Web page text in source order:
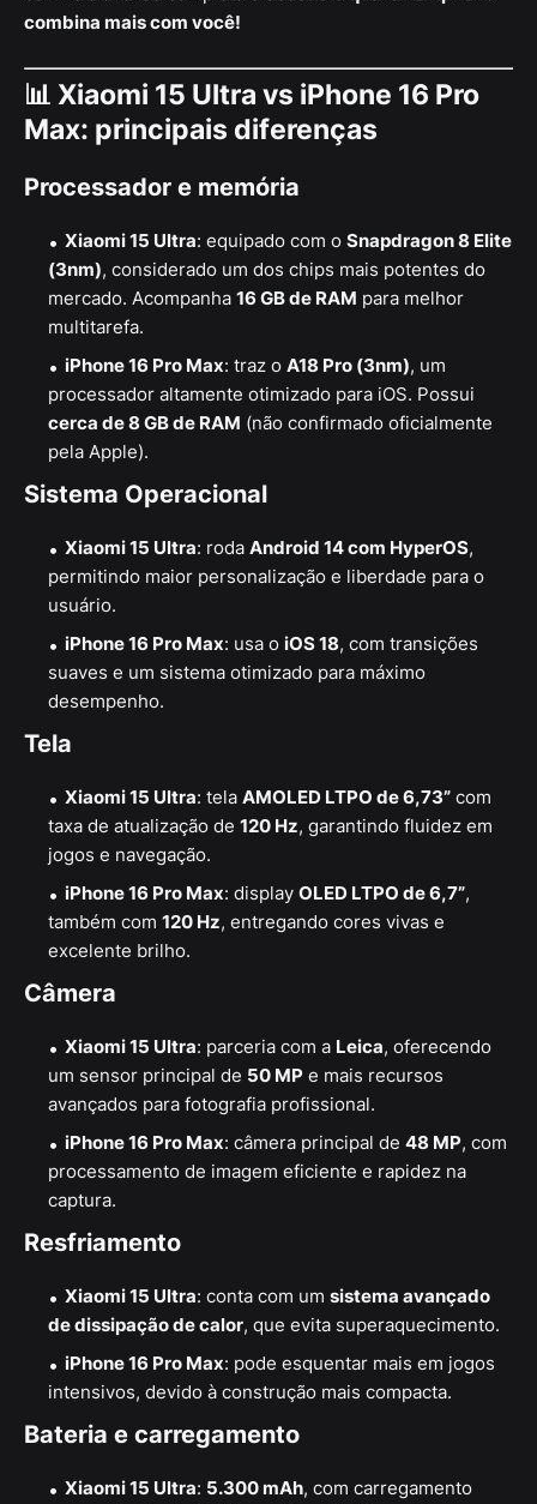
combina mais com você!
📊 Xiaomi 15 Ultra vs iPhone 16 Pro
Max: principais diferenças
Processador e memória
Xiaomi 15 Ultra: equipado com o Snapdragon 8 Elite
(3nm), considerado um dos chips mais potentes do
mercado. Acompanha 16 GB de RAM para melhor
multitarefa.
iPhone 16 Pro Max: traz o A18 Pro (3nm), um
processador altamente otimizado para iOS. Possui
cerca de 8 GB de RAM (não confirmado oficialmente
pela Apple).
Sistema Operacional
Xiaomi 15 Ultra: roda Android 14 com HyperOS,
permitindo maior personalização e liberdade para o
usuário.
iPhone 16 Pro Max: usa o iOS 18, com transições
suaves e um sistema otimizado para máximo
desempenho.
Tela
Xiaomi 15 Ultra: tela AMOLED LTPO de 6,73” com
taxa de atualização de 120 Hz, garantindo fluidez em
jogos e navegação.
iPhone 16 Pro Max: display OLED LTPO de 6,7”,
também com 120 Hz, entregando cores vivas e
excelente brilho.
Câmera
Xiaomi 15 Ultra: parceria com a Leica, oferecendo
um sensor principal de 50 MP e mais recursos
avançados para fotografia profissional.
iPhone 16 Pro Max: câmera principal de 48 MP, com
processamento de imagem eficiente e rapidez na
captura.
Resfriamento
Xiaomi 15 Ultra: conta com um sistema avançado
de dissipação de calor, que evita superaquecimento.
iPhone 16 Pro Max: pode esquentar mais em jogos
intensivos, devido à construção mais compacta.
Bateria e carregamento
Xiaomi 15 Ultra: 5.300 mAh, com carregamento